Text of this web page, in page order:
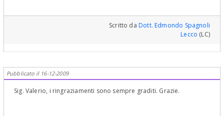
Scritto daDott. Edmondo Spagnoli
Lecco (LC)
Pubblicato il 16-12-2009
Sig. Valerio, i ringraziamenti sono sempre graditi. Grazie.